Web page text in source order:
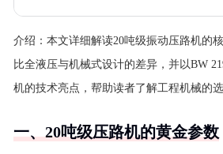
介绍： 本文详细解读20吨级振动压路机的
比全液压与机械式设计的差异，并以BW
机的技术亮点，帮助读者了解工程机械的选
一、20吨级压路机的黄金参数